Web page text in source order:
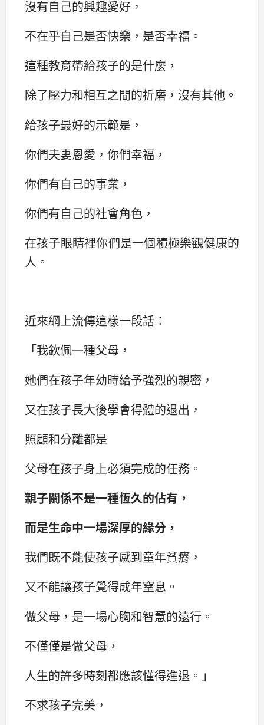
沒有自己的興趣愛好，
不在乎自己是否快樂，是否幸福。
這種教育帶給孩子的是什麼，
除了壓力和相互之間的折磨，沒有其他。
給孩子最好的示範是，
你們夫妻恩愛，你們幸福，
你們有自己的事業，
你們有自己的社會角色，
在孩子眼睛裡你們是一個積極樂觀健康的
人。
近來網上流傳這樣一段話：‌‌
「我欽佩一種父母，
她們在孩子年幼時給予強烈的親密，
又在孩子長大後學會得體的退出，
照顧和分離都是
父母在孩子身上必須完成的任務。
親子關係不是一種恆久的佔有，
而是生命中一場深厚的緣分，
我們既不能使孩子感到童年貧瘠，
又不能讓孩子覺得成年窒息。
做父母，是一場心胸和智慧的遠行。
不僅僅是做父母，
人生的許多時刻都應該懂得進退。‌‌」
不求孩子完美，